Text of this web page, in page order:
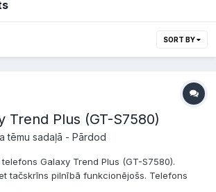
SORT BY
Trend Plus (GT-S7580)
tēmu sadaļā - Pārdod
Galaxy Trend Plus (GT-S7580).
tačskrīns pilnībā funkcionējošs. Telefons